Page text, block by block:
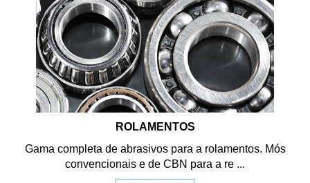
ROLAMENTOS
Gama completa de abrasivos para a rolamentos. Mós
convencionais e de CBN para a re ...